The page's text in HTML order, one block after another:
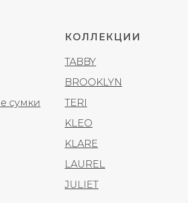
сумки
КОЛЛЕКЦИИ
TABBY
BROOKLYN
TERI
KLEO
KLARE
LAUREL
JULIET